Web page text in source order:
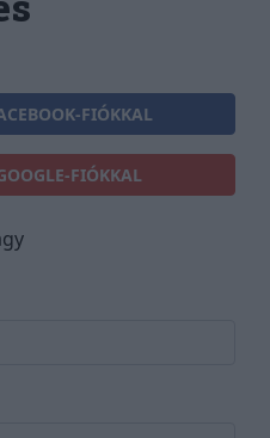
FIÓKKAL
FIÓKKAL